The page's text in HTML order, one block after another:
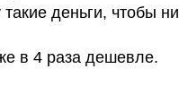
деньги, чтобы
в 4 раза дешевле.